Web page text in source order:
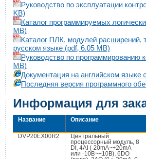
Руководство по эксплуатации
KB)
Каталог программируемых
МВ)
Каталог ПЛК, модулей расширений,
русском языке (pdf, 6.05 MB)
Руководство по программированию
МВ)
Документация на английском языке
Последняя версия программного
Информация для
Название Описание
DVP20EX00R2
Центральный
процессорный модуль, 8
DI, 4AI (-20mA~+20mA
или -10В~+10B), 6DO